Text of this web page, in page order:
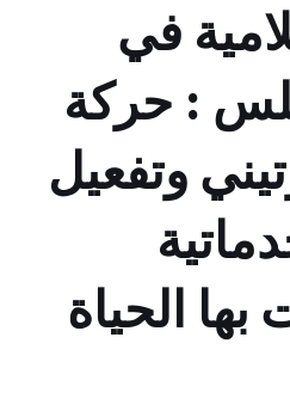
في
: حركة
وتفعيل
بها الحياة